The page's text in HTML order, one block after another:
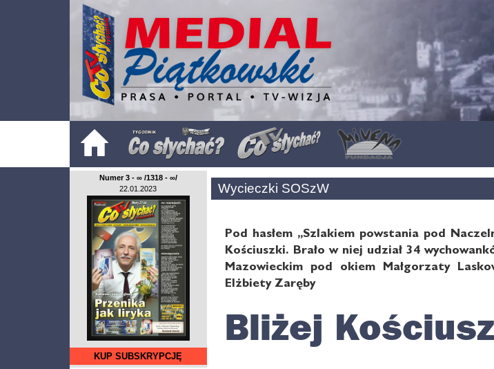
Numer 3 - ∞ /1318 - ∞/
22.01.2023
KUP SUBSKRYPCJĘ
Wycieczki SOSzW
Pod hasłem ,,Szlakiem powstania pod
Kościuszki. Brało w niej udział 34
Mazowieckim pod okiem Małgorzaty
Elżbiety Zaręby
Bliżej